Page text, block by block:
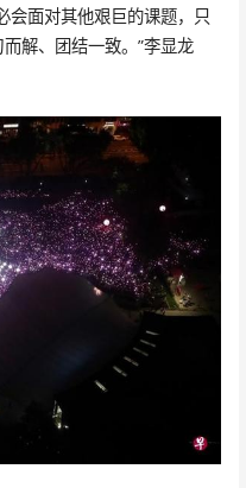
会面对其他艰巨的课题，只
解、团结一致。”李显龙